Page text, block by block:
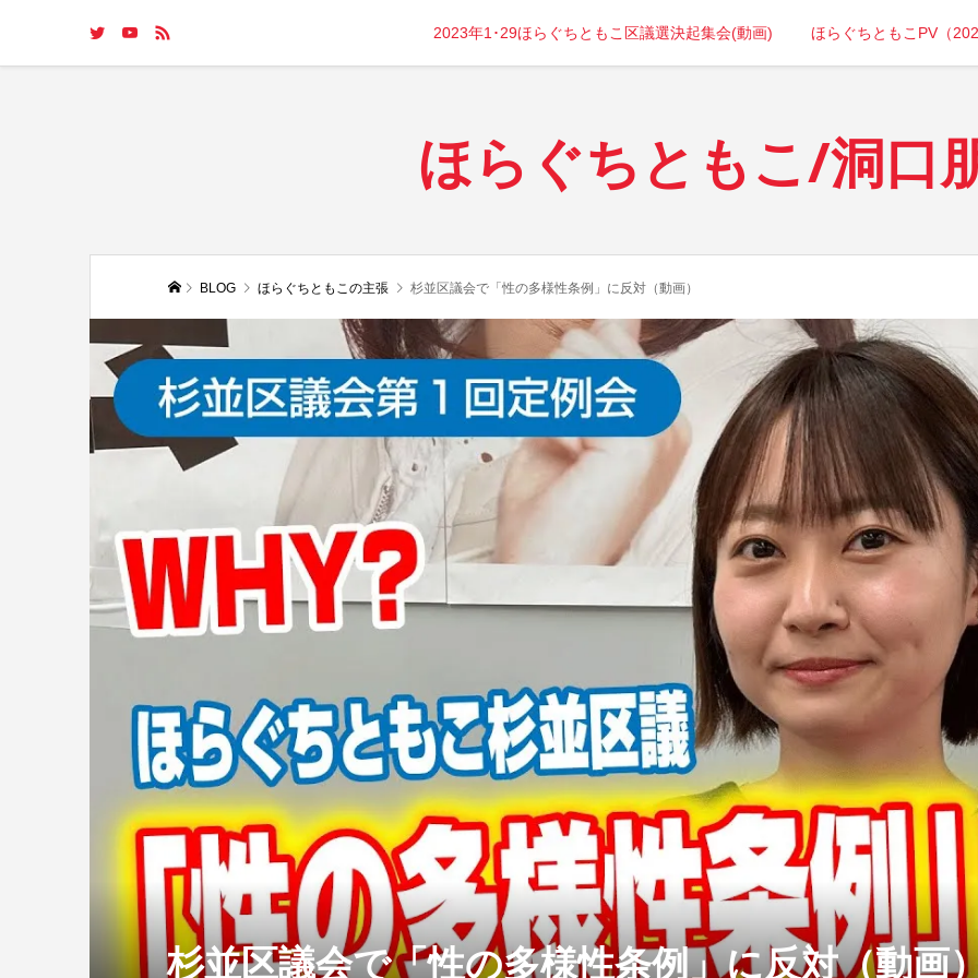
2023年1･29ほらぐちともこ区議選決起集会(動画) ほらぐちともこPV（
ほらぐちともこ/洞口
BLOG ほらぐちともこの主張 杉並区議会で「性の多様性条例」に反対（動画）
杉並区議会で「性の多様性条例」に反対（動画